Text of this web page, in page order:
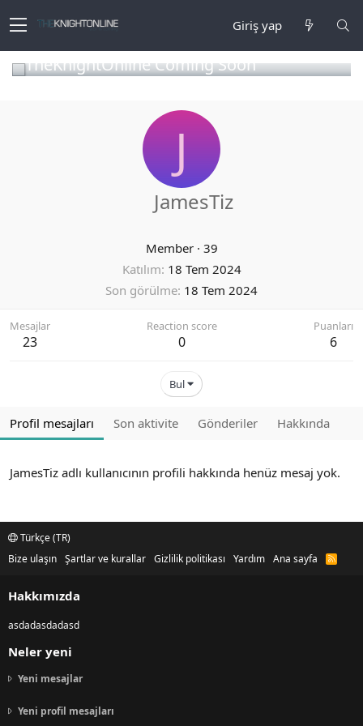
Giriş yap
TheKnightOnline Coming Soon
J
JamesTiz
Member · 39
Katılım 18 Tem 2024
Son görülme 18 Tem 2024
Mesajlar
23
Reaction score
0
Puanları
6
Bul
Profil mesajları Son aktivite Gönderiler Hakkında
JamesTiz adlı kullanıcının profili hakkında henüz mesaj yok.
Türkçe (TR)
Bize ulaşın Şartlar ve kurallar Gizlilik politikası Yardım Ana sayfa
R
Hakkımızda
asdadasdadasd
Neler yeni
Yeni mesajlar
Yeni profil mesajları